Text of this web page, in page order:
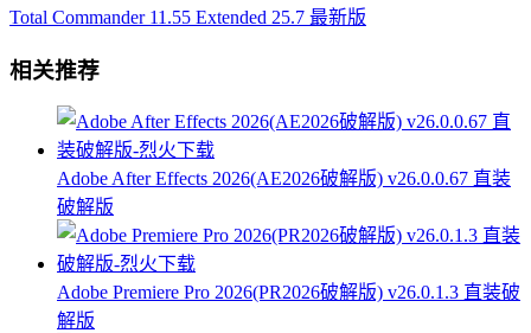
Total Commander 11.55 Extended 25.7 最新版
相关推荐
Adobe After Effects 2026(AE2026破解版) v26.0.0.67 直装
破解版
Adobe Premiere Pro 2026(PR2026破解版) v26.0.1.3 直装破
解版